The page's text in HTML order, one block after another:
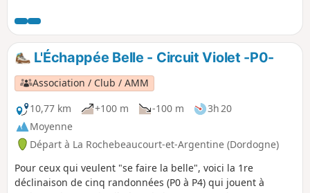
Fontaine puis qui longe celle que marque la Nizonne, entre
Dordogne et Charente.
L'Échappée Belle - Circuit Violet -P0-
Association / Club / AMM
10,77 km
+100 m -100 m
3h 20
Moyenne
Départ à La Rochebeaucourt-et-Argentine (Dordogne)
Pour ceux qui veulent "se faire la belle", voici la 1re
déclinaison de cinq randonnées (P0 à P4) qui jouent à